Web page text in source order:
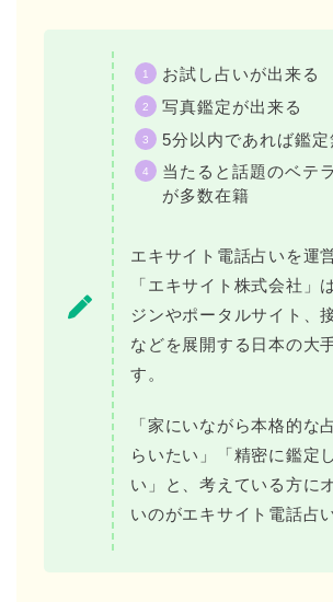
お試し占いが出来る
写真鑑定が出来る
5分以内であれば鑑定
当たると話題のベテ
が多数在籍
エキサイト電話占いを運
「エキサイト株式会社」
ジンやポータルサイト、
などを展開する日本の大
す。
「家にいながら本格的な
らいたい」「精密に鑑定
い」と、考えている方に
いのがエキサイト電話占